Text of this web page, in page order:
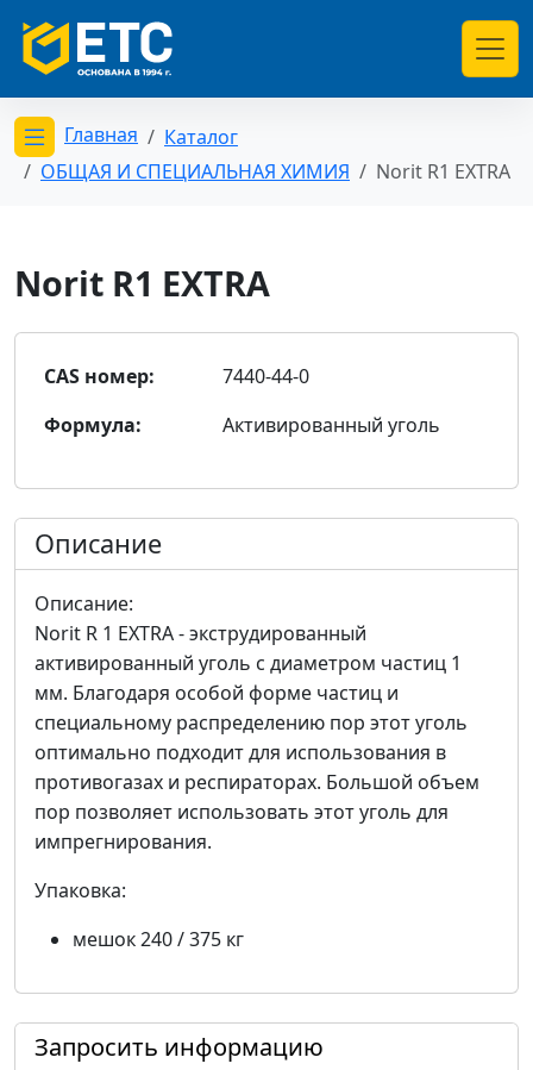
Открыть меню категорий
Главная
Каталог
ОБЩАЯ И СПЕЦИАЛЬНАЯ ХИМИЯ
Norit R1 EXTRA
Norit R1 EXTRA
CAS номер:
7440-44-0
Формула:
Активированный уголь
Описание
Описание:
Norit R 1 EXTRA - экструдированный
активированный уголь c диаметром частиц 1
мм. Благодаря особой форме частиц и
специальному распределению пор этот уголь
оптимально подходит для использования в
противогазах и респираторах. Большой объем
пор позволяет использовать этот уголь для
импрегнирования.
Упаковка:
мешок 240 / 375 кг
Запросить информацию